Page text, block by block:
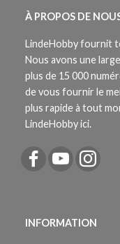
À PROPOS DE
LindeHobby fournit
Nous avons une
plus de 15 000
de vous fournir le
plus rapide à tout
LindeHobby ici.
INFORMATION